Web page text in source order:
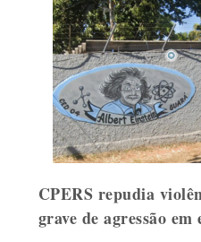
CPERS repudia
grave de agressão em